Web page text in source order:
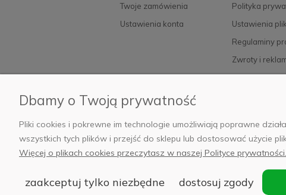
Twoje zamówienia
Ustawienia konta
Polityka
Ustawienia
Regulaminy
Zwroty i
FAQ
© 2025
Siedziba: 02-
Dbamy o Twoją prywatność
Pliki cookies i pokrewne im technologie umożliwiają poprawne
wszystkich tych plików i przejść do sklepu lub dostosować użycie
Więcej o plikach cookies przeczytasz w naszej Polityce prywatności.
zaakceptuj tylko niezbędne dostosuj zgody